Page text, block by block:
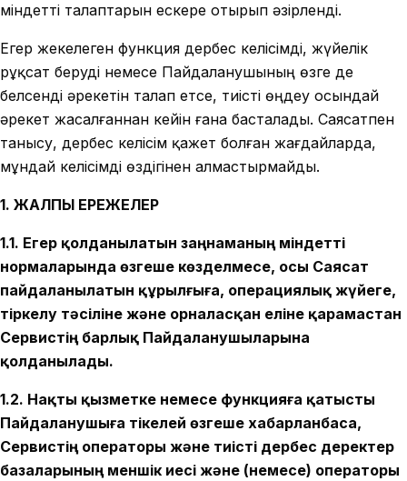
міндетті талаптарын ескере отырып әзірленді.
Егер жекелеген функция дербес келісімді, жүйелік
рұқсат беруді немесе Пайдаланушының өзге де
белсенді әрекетін талап етсе, тиісті өңдеу осындай
әрекет жасалғаннан кейін ғана басталады. Саясатпен
танысу, дербес келісім қажет болған жағдайларда,
мұндай келісімді өздігінен алмастырмайды.
1. ЖАЛПЫ ЕРЕЖЕЛЕР
1.1. Егер қолданылатын заңнаманың міндетті
нормаларында өзгеше көзделмесе, осы Саясат
пайдаланылатын құрылғыға, операциялық жүйеге,
тіркелу тәсіліне және орналасқан еліне қарамастан
Сервистің барлық Пайдаланушыларына
қолданылады.
1.2. Нақты қызметке немесе функцияға қатысты
Пайдаланушыға тікелей өзгеше хабарланбаса,
Сервистің операторы және тиісті дербес деректер
базаларының меншік иесі және (немесе) операторы